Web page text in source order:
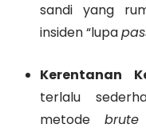
sandi yang
insiden “lupa
Kerentanan
terlalu
metode